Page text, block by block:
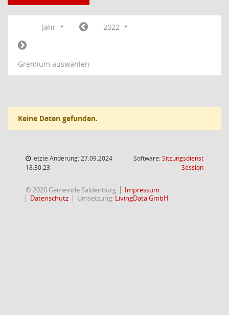
Jahr 2022
Gremium auswählen
Keine Daten gefunden.
letzte Änderung: 27.09.2024
18:30:23
Software:Sitzungsdienst
Session(Wird in
© 2020 Gemeinde Saldenburg
Impressum
Datenschutz
Umsetzung: LivingData GmbH